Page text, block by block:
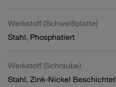
Werkstoff (Schweißplatte)
Stahl, Phosphatiert
Werkstoff (Schraube)
Stahl, Zink-Nickel Beschichtet